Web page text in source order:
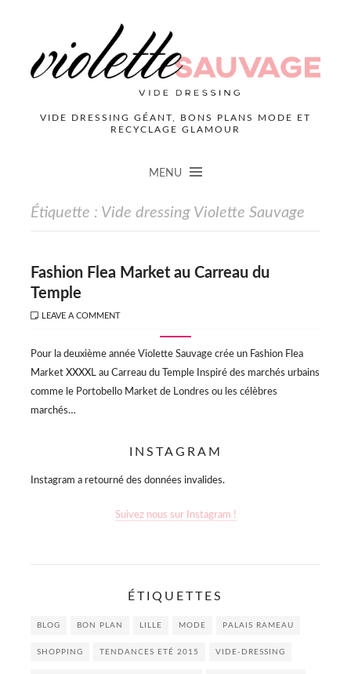
VIDE DRESSING GÉANT, BONS PLANS MODE ET
RECYCLAGE GLAMOUR
MENU
Étiquette : Vide dressing Violette Sauvage
Fashion Flea Market au Carreau du
Temple
LEAVE A COMMENT
Pour la deuxième année Violette Sauvage crée un Fashion Flea
Market XXXXL au Carreau du Temple Inspiré des marchés urbains
comme le Portobello Market de Londres ou les célèbres
marchés…
INSTAGRAM
Instagram a retourné des données invalides.
Suivez nous sur Instagram !
ÉTIQUETTES
BLOG BON PLAN LILLE MODE PALAIS RAMEAU
SHOPPING TENDANCES ETÉ 2015 VIDE-DRESSING